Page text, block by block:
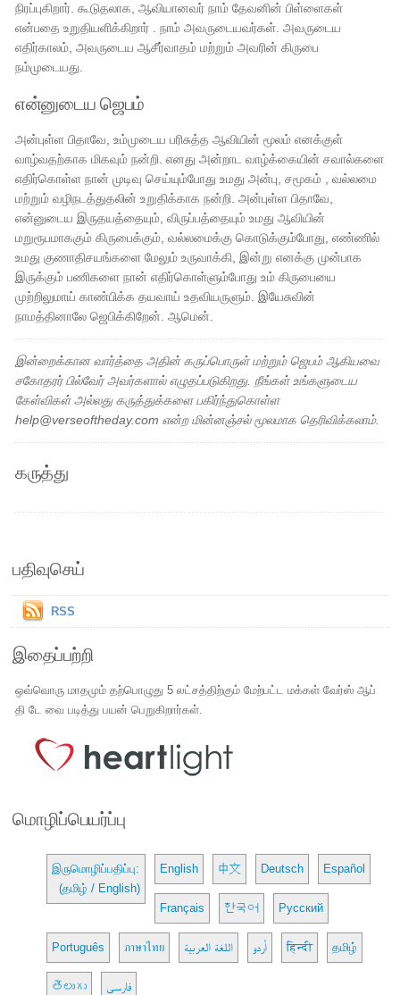
நிரப்புகிறார். கூடுதலாக, ஆவியானவர் நாம் தேவனின் பிள்ளைகள்
என்பதை உறுதியளிக்கிறார் . நாம் அவருடையவர்கள். அவருடைய
எதிர்காலம், அவருடைய ஆசீர்வாதம் மற்றும் அவரின் கிருபை
நம்முடையது.
என்னுடைய ஜெபம்
அன்புள்ள பிதாவே, உம்முடைய பரிசுத்த ஆவியின் மூலம் எனக்குள்
வாழ்வதற்காக மிகவும் நன்றி. எனது அன்றாட வாழ்க்கையின் சவால்களை
எதிர்கொள்ள நான் முடிவு செய்யும்போது உமது அன்பு, சமூகம் , வல்லமை
மற்றும் வழிநடத்துதலின் உறுதிக்காக நன்றி. அன்புள்ள பிதாவே,
என்னுடைய இருதயத்தையும், விருப்பத்தையும் உமது ஆவியின்
மறுரூபமாககும் கிருபைக்கும், வல்லமைக்கு கொடுக்கும்போது, எண்ணில்
உமது குணாதிசயங்களை மேலும் உருவாக்கி, இன்று எனக்கு முன்பாக
இருக்கும் பணிகளை நான் எதிர்கொள்ளும்போது உம் கிருபையை
முற்றிலுமாய் காண்பிக்க தயவாய் உதவியருளும். இயேசுவின்
நாமத்தினாலே ஜெபிக்கிறேன். ஆமென்.
இன்றைக்கான வார்த்தை அதின் கருப்பொருள் மற்றும் ஜெபம் ஆகியவை
சகோதரர் பில்வேர் அவர்களால் எழுதப்படுகிறது. நீங்கள் உங்களுடைய
கேள்விகள் அல்லது கருத்துக்களை பகிர்ந்துகொள்ள
help@verseoftheday.com என்ற மின்னஞ்சல் மூலமாக தெரிவிக்கலாம்.
கருத்து
பதிவுசெய்
RSS
இதைப்பற்றி
ஒவ்வொரு மாதமும் தற்பொழுது 5 லட்சத்திற்கும் மேற்பட்ட மக்கள் வேர்ஸ் ஆப்
தி டே வை படித்து பயன் பெறுகிறார்கள்.
மொழிப்பெயர்ப்பு
இருமொழிப்பதிப்பு:
(தமிழ் / English)
English 中文 Deutsch Español
Français 한국어 Русский
Português ภาษาไทย اللغة العربية اُردو हिन्दी தமிழ்
తెలుగు فارسی